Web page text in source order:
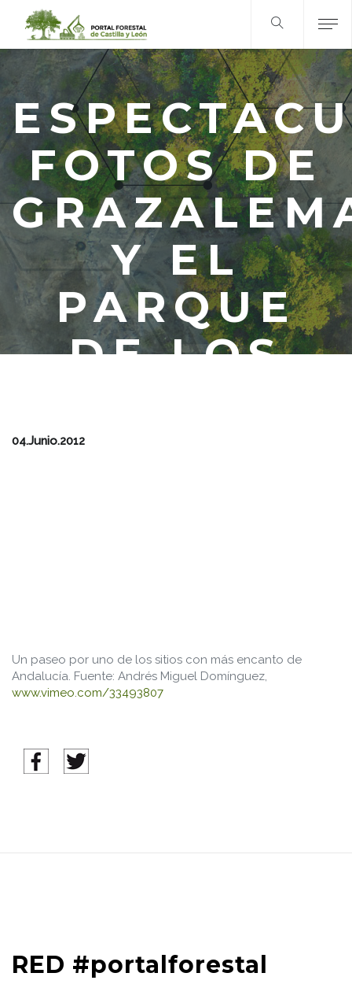
FOTOS DE
Y EL
PARQUE
DE LOS
04.Junio.2012
Un paseo por uno de los sitios con más encanto de
Andalucía. Fuente: Andrés Miguel Domínguez,
www.vimeo.com/33493807
RED #portalforestal